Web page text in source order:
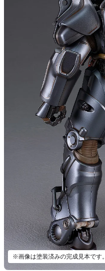
※画像は塗装済みの完成見本です。